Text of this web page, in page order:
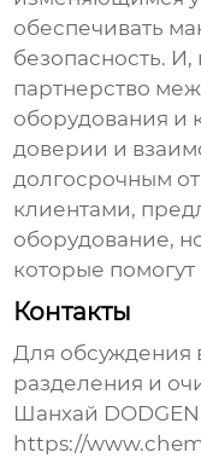
обеспечивать
безопасность.
партнерство
оборудования и
доверии и
долгосрочным
клиентами,
оборудование,
которые
Контакты
Для обсуждения
разделения и
Шанхай
https://